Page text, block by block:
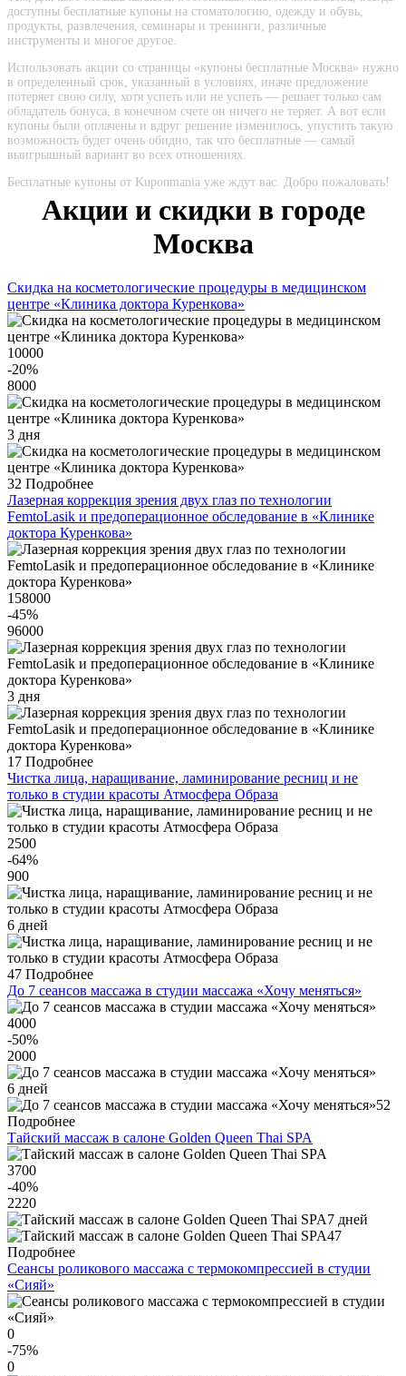
доступны бесплатные купоны на стоматологию, одежду и обувь,
продукты, развлечения, семинары и тренинги, различные
инструменты и многое другое.
Использовать акции со страницы «купоны бесплатные Москва» нужно
в определенный срок, указанный в условиях, иначе предложение
потеряет свою силу, хотя успеть или не успеть — решает только сам
обладатель бонуса, в конечном счете он ничего не теряет. А вот если
купоны были оплачены и вдруг решение изменилось, упустить такую
возможность будет очень обидно, так что бесплатные — самый
выигрышный вариант во всех отношениях.
Бесплатные купоны от Kuponmania уже ждут вас. Добро пожаловать!
Акции и скидки в городе
Москва
Скидка на косметологические процедуры в медицинском
центре «Клиника доктора Куренкова»
10000
-20%
8000
3 дня
32 Подробнее
Лазерная коррекция зрения двух глаз по технологии
FemtoLasik и предоперационное обследование в «Клинике
доктора Куренкова»
158000
-45%
96000
3 дня
17 Подробнее
Чистка лица, наращивание, ламинирование ресниц и не
только в студии красоты Атмосфера Образа
2500
-64%
900
6 дней
47 Подробнее
До 7 сеансов массажа в студии массажа «Хочу меняться»
4000
-50%
2000
6 дней
52
Подробнее
Тайский массаж в салоне Golden Queen Thai SPA
3700
-40%
2220
7 дней
47
Подробнее
Сеансы роликового массажа с термокомпрессией в студии
«Сияй»
0
-75%
0